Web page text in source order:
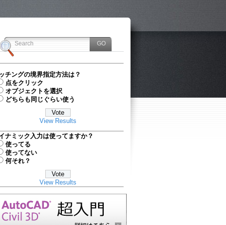
チングの境界指定方法は？
点をクリック
オブジェクトを選択
どちらも同じぐらい使う
View Results
ナミック入力は使ってますか？
使ってる
使ってない
何それ？
View Results